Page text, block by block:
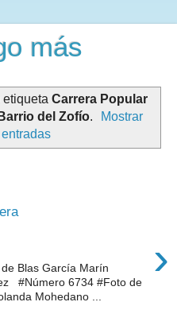
más
etiqueta Carrera Popular
del Zofío.
Mostrar
›
Blas García Marín
#Número 6734 #Foto de
Mohedano ...